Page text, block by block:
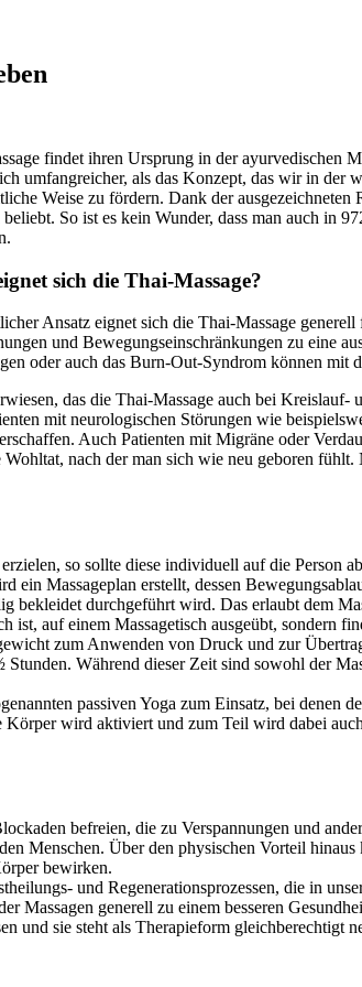
findet ihren Ursprung in der ayurvedischen
umfangreicher, als das Konzept, das wir in der
Weise zu fördern. Dank der
So ist es kein Wunder, dass man auch in
sich die Thai-Massage?
Ansatz eignet sich die Thai-Massage
und Bewegungseinschränkungen zu eine
oder auch das Burn-Out-Syndrom können mit
das die Thai-Massage auch bei
mit neurologischen Störungen wie
Auch Patienten mit Migräne oder
nach der man sich wie neu geboren
so sollte diese individuell auf die Person
ein Massageplan erstellt, dessen
bekleidet durchgeführt wird. Das erlaubt dem
ist, auf einem Massagetisch ausgeübt, sondern
zum Anwenden von Druck und zur
Während dieser Zeit sind sowohl der
passiven Yoga zum Einsatz, bei
wird aktiviert und zum Teil wird dabei
befreien, die zu Verspannungen und
Menschen. Über den physischen Vorteil
bewirken.
und Regenerationsprozessen, die in
Massagen generell zu einem besseren
und sie steht als Therapieform gleichberechtigt